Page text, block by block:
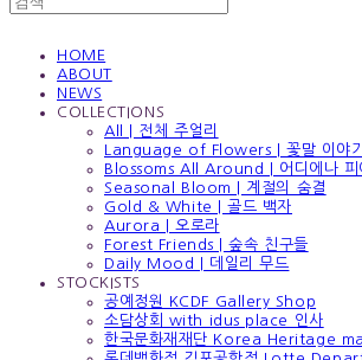
HOME
ABOUT
NEWS
COLLECTIONS
All | 전체 주얼리
Language of Flowers | 꽃말 이야기
Blossoms All Around | 어디에나 피
Seasonal Bloom | 계절의 숨결
Gold & White | 골드 백자
Aurora | 오로라
Forest Friends | 숲속 친구들
Daily Mood | 데일리 무드
STOCKISTS
공예정원 KCDF Gallery Shop
소담상회 with idus place 인사
한국문화재재단 Korea Heritage